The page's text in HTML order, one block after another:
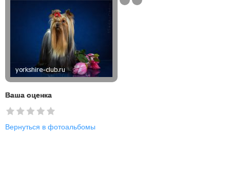
Ваша оценка
Вернуться в фотоальбомы